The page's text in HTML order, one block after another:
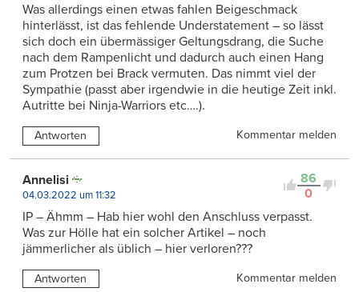
Was allerdings einen etwas fahlen Beigeschmack
hinterlässt, ist das fehlende Understatement – so lässt
sich doch ein übermässiger Geltungsdrang, die Suche
nach dem Rampenlicht und dadurch auch einen Hang
zum Protzen bei Brack vermuten. Das nimmt viel der
Sympathie (passt aber irgendwie in die heutige Zeit inkl.
Autritte bei Ninja-Warriors etc….).
Antworten Kommentar melden
86
0
Annelisi
04.03.2022 um 11:32
IP – Ähmm – Hab hier wohl den Anschluss verpasst.
Was zur Hölle hat ein solcher Artikel – noch
jämmerlicher als üblich – hier verloren???
Antworten Kommentar melden